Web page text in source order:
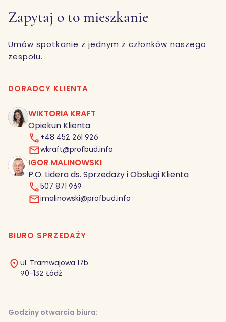
Zapytaj o to mieszkanie
Umów spotkanie z jednym z członków naszego
zespołu.
DORADCY KLIENTA
WIKTORIA KRAFT
Opiekun Klienta
+48 452 261 926
wkraft@profbud.info
IM
IGOR MALINOWSKI
P.O. Lidera ds. Sprzedaży i Obsługi Klienta
507 871 969
imalinowski@profbud.info
BIURO SPRZEDAŻY
ul. Tramwajowa 17b
90-132 Łódź
Godziny otwarcia biura: